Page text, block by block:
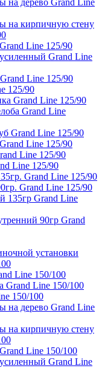
на дерево Grand Line
на кирпичную стену
Line 125/90
Grand Line
Line 125/90
125/90
Grand Line 125/90
Grand Line
Grand Line 125/90
Line 125/90
Line 125/90
Line 125/90
Grand Line 125/90
Grand Line 125/90
135гр Grand Line
90гр Grand
установки
Line 150/100
Grand Line 150/100
150/100
на дерево Grand Line
на кирпичную стену
Line 150/100
Grand Line